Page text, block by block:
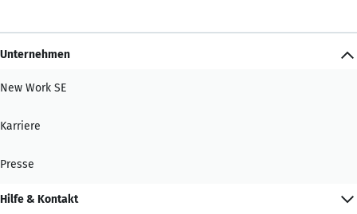
Unternehmen
New Work SE
Karriere
Presse
Hilfe & Kontakt